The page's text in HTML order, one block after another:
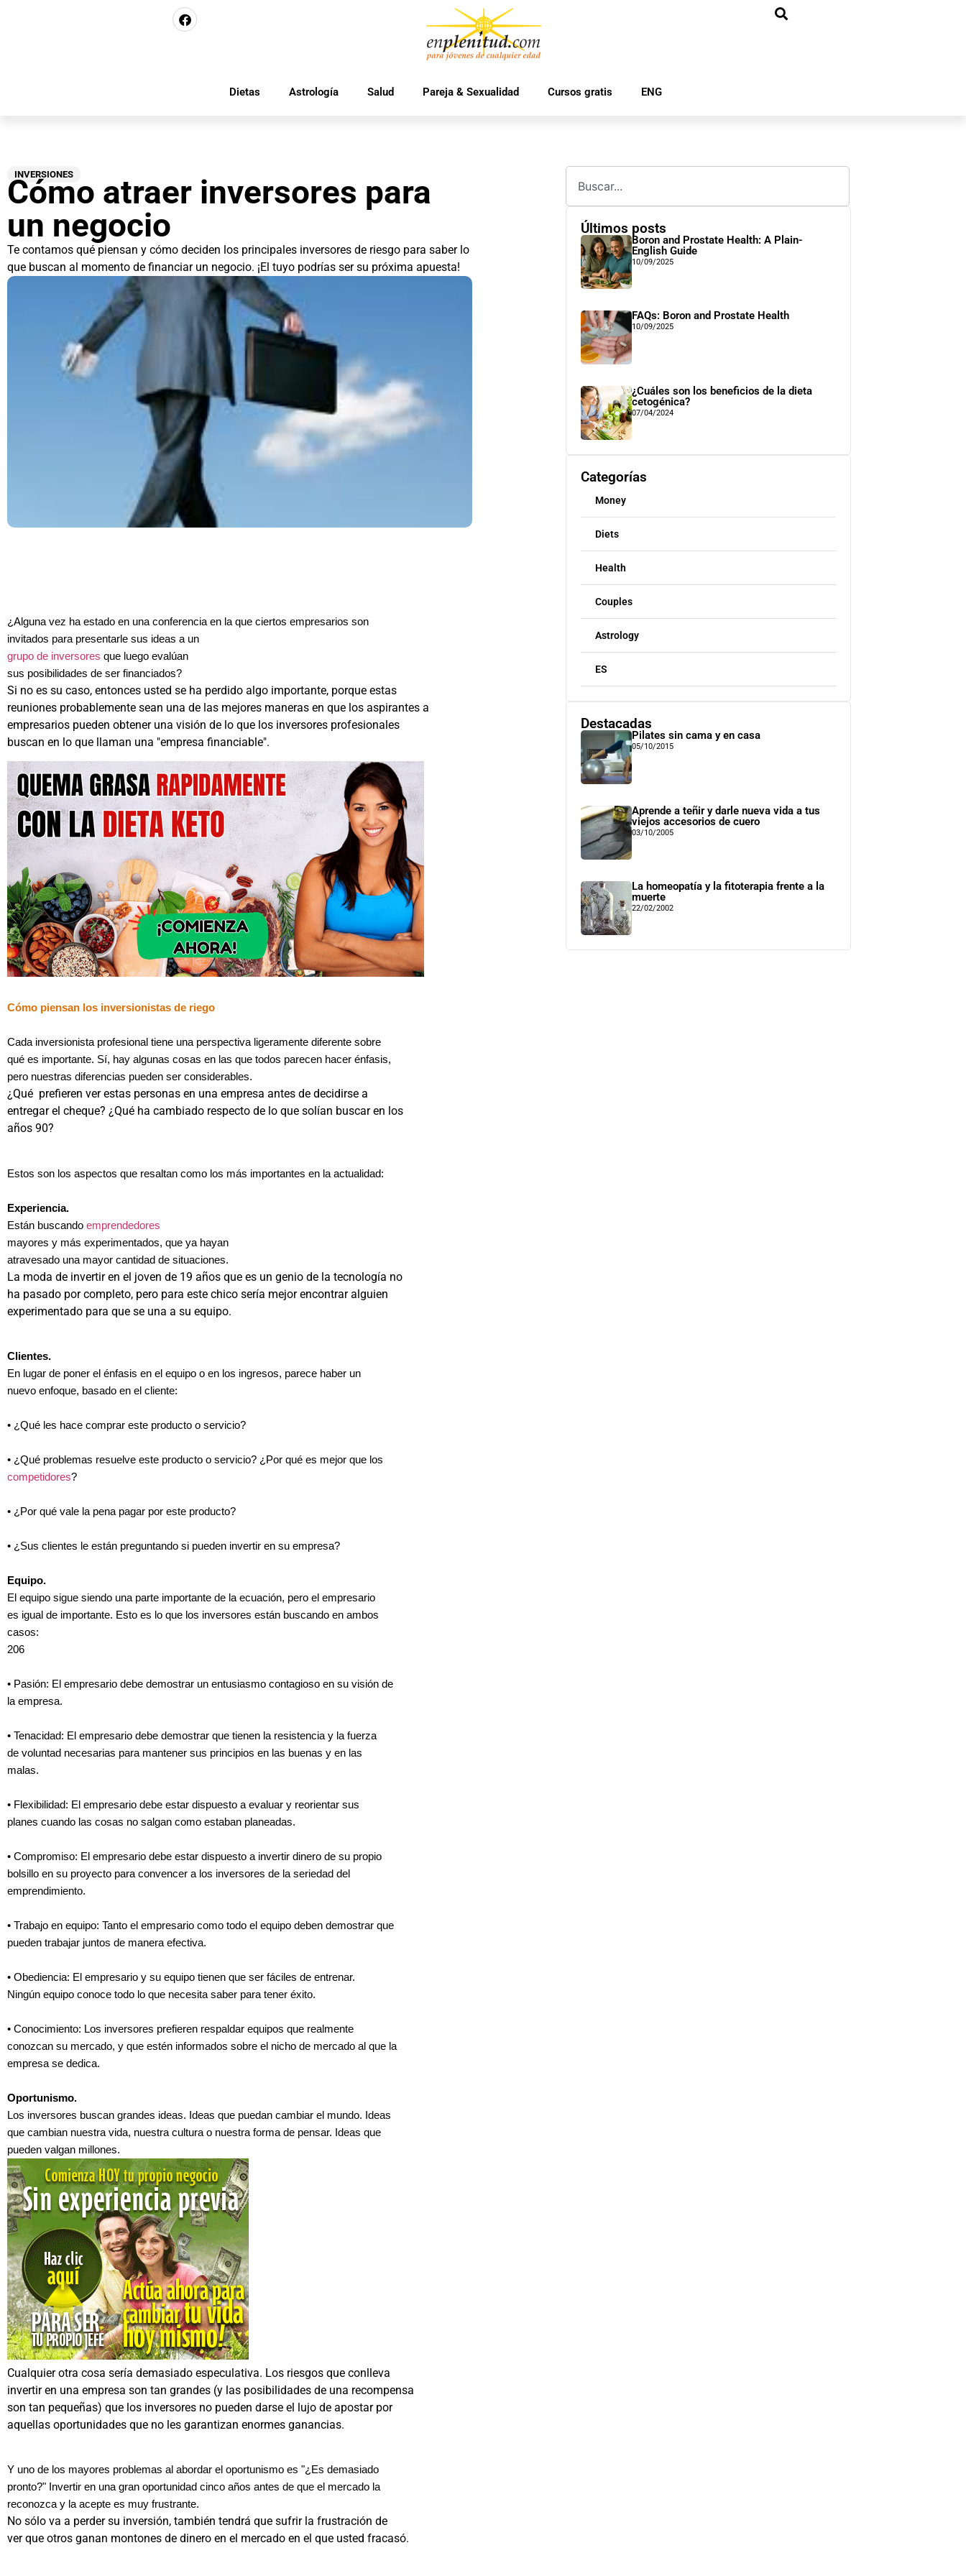
Dietas Astrología Salud Pareja & Sexualidad Cursos gratis ENG
INVERSIONES
Cómo atraer inversores para
un negocio
Te contamos qué piensan y cómo deciden los principales inversores de riesgo para saber lo
que buscan al momento de financiar un negocio. ¡El tuyo podrías ser su próxima apuesta!
¿Alguna vez ha estado en una conferencia en la que ciertos empresarios son
invitados para presentarle sus ideas a un
grupo de inversores que luego evalúan
sus posibilidades de ser financiados?
Si no es su caso, entonces usted se ha perdido algo importante, porque estas
reuniones probablemente sean una de las mejores maneras en que los aspirantes a
empresarios pueden obtener una visión de lo que los inversores profesionales
buscan en lo que llaman una "empresa financiable".
Cómo piensan los inversionistas de riego
Cada inversionista profesional tiene una perspectiva ligeramente diferente sobre
qué es importante. Sí, hay algunas cosas en las que todos parecen hacer énfasis,
pero nuestras diferencias pueden ser considerables.
¿Qué prefieren ver estas personas en una empresa antes de decidirse a
entregar el cheque? ¿Qué ha cambiado respecto de lo que solían buscar en los
años 90?
Estos son los aspectos que resaltan como los más importantes en la actualidad:
Experiencia.
Están buscando emprendedores
mayores y más experimentados, que ya hayan
atravesado una mayor cantidad de situaciones.
La moda de invertir en el joven de 19 años que es un genio de la tecnología no
ha pasado por completo, pero para este chico sería mejor encontrar alguien
experimentado para que se una a su equipo.
Clientes.
En lugar de poner el énfasis en el equipo o en los ingresos, parece haber un
nuevo enfoque, basado en el cliente:
• ¿Qué les hace comprar este producto o servicio?
• ¿Qué problemas resuelve este producto o servicio? ¿Por qué es mejor que los
competidores?
• ¿Por qué vale la pena pagar por este producto?
• ¿Sus clientes le están preguntando si pueden invertir en su empresa?
Equipo.
El equipo sigue siendo una parte importante de la ecuación, pero el empresario
es igual de importante. Esto es lo que los inversores están buscando en ambos
casos:
206
• Pasión: El empresario debe demostrar un entusiasmo contagioso en su visión de
la empresa.
• Tenacidad: El empresario debe demostrar que tienen la resistencia y la fuerza
de voluntad necesarias para mantener sus principios en las buenas y en las
malas.
• Flexibilidad: El empresario debe estar dispuesto a evaluar y reorientar sus
planes cuando las cosas no salgan como estaban planeadas.
• Compromiso: El empresario debe estar dispuesto a invertir dinero de su propio
bolsillo en su proyecto para convencer a los inversores de la seriedad del
emprendimiento.
• Trabajo en equipo: Tanto el empresario como todo el equipo deben demostrar que
pueden trabajar juntos de manera efectiva.
• Obediencia: El empresario y su equipo tienen que ser fáciles de entrenar.
Ningún equipo conoce todo lo que necesita saber para tener éxito.
• Conocimiento: Los inversores prefieren respaldar equipos que realmente
conozcan su mercado, y que estén informados sobre el nicho de mercado al que la
empresa se dedica.
Oportunismo.
Los inversores buscan grandes ideas. Ideas que puedan cambiar el mundo. Ideas
que cambian nuestra vida, nuestra cultura o nuestra forma de pensar. Ideas que
pueden valgan millones.
Cualquier otra cosa sería demasiado especulativa. Los riesgos que conlleva
invertir en una empresa son tan grandes (y las posibilidades de una recompensa
son tan pequeñas) que los inversores no pueden darse el lujo de apostar por
aquellas oportunidades que no les garantizan enormes ganancias.
Y uno de los mayores problemas al abordar el oportunismo es "¿Es demasiado
pronto?" Invertir en una gran oportunidad cinco años antes de que el mercado la
reconozca y la acepte es muy frustrante.
No sólo va a perder su inversión, también tendrá que sufrir la frustración de
ver que otros ganan montones de dinero en el mercado en el que usted fracasó.
Últimos posts
Boron and Prostate Health: A Plain-
English Guide
10/09/2025
FAQs: Boron and Prostate Health
10/09/2025
¿Cuáles son los beneficios de la dieta
cetogénica?
07/04/2024
Categorías
Money
Diets
Health
Couples
Astrology
ES
Destacadas
Pilates sin cama y en casa
05/10/2015
Aprende a teñir y darle nueva vida a tus
viejos accesorios de cuero
03/10/2005
La homeopatía y la fitoterapia frente a la
muerte
22/02/2002